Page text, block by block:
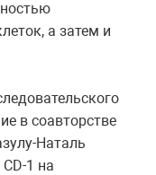
а затем и
в соавторстве
Наталь
1 на